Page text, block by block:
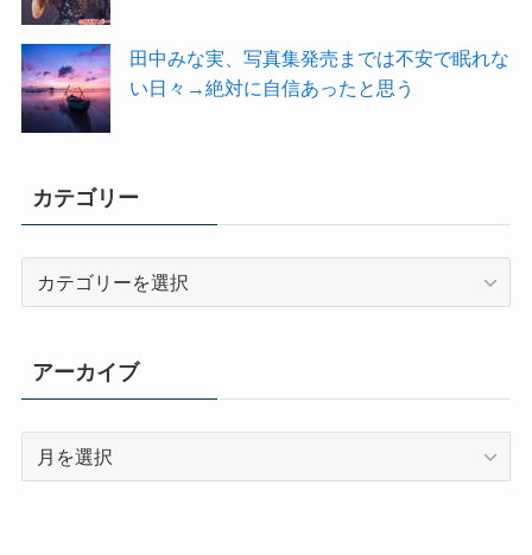
田中みな実、写真集発売までは不安で眠れな
い日々→絶対に自信あったと思う
カテゴリー
リ
ー
アーカイブ